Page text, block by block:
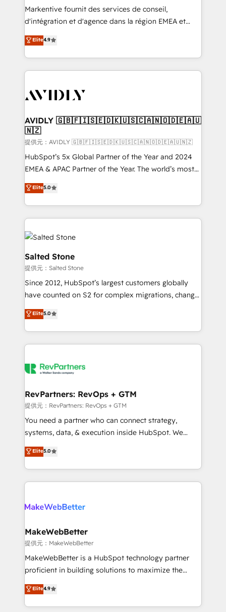
Build high-performing websites with UX, messaging,
& conversion strategy that drive results. 🤖AI
AI, & maximize AEO with tailored AI services. 🧩
Integrations: Extend HubSpot with custom
Markentive fournit des services de conseil,
d'intégration et d'agence dans la région EMEA et
North America. Avec plus de 115 experts en
marketing automation, Growth, Revops, CRM et
webdesign. Markentive is both a consulting firm, a
digital agency and an integrator. With over 115
CRM and webdesign (We focus on EMEA - USA
Elite4.9
AVIDLY 🇬🇧🇫🇮🇸🇪🇩🇰🇺🇸🇨🇦🇳🇴🇩🇪🇦🇺
🇳🇿
提供元：AVIDLY 🇬🇧🇫🇮🇸🇪🇩🇰🇺🇸🇨🇦🇳🇴🇩🇪🇦🇺🇳🇿
HubSpot’s 5x Global Partner of the Year and 2024
EMEA & APAC Partner of the Year. The world’s most
experienced and fully accredited HubSpot Solutions
Partner. 🚀 With 2,750+ HubSpot projects delivered
and 370+ specialists across EMEA, APAC and NAM,
we de-risk complex CRM programmes and
accelerate ROI across every HubSpot Hub. 🧭 From
multi-region migrations to AI-powered automation,
we turn complexity into clarity, human at global
scale. 🏆 HubSpot’s CEO called us “the partner of the
future.” Others agree it is proof of trust built through
measurable impact.
Elite5.0
Salted Stone
提供元：Salted Stone
Since 2012, HubSpot’s largest customers globally
have counted on S2 for complex migrations, change
management, systems integration, and creative
solutions that deliver measurable impact and
transform brand experiences As one of the few full-
service creative agencies in the HubSpot
winning design to build scalable, globally
marketing campaigns, & RevOps frameworks that
fuel long-term success We connect the entire
customer lifecycle through seamless integrations,
ensure long-term adoption with change-
and service to drive sustainable growth With 6 key
HubSpot accreditations and experience across
Elite5.0
RevPartners: RevOps + GTM
提供元：RevPartners: RevOps + GTM
You need a partner who can connect strategy,
systems, data, & execution inside HubSpot. We
bridge the gap where most agencies fall short by
combining GTM strategy with technical execution to
solve the right problem with the right solution. As the
only firm in the world to hold Elite Partner
clients gain a unique advantage in CRM architecture,
market execution. Why B2B Businesses Choose RP: -
Secure: Soc2 compliant 🛡️ - Pricing: Implementations
starting at $1,5k 💵 - Speed: Launch in 14 days ⚡ -
Global: 75+ RPers across five continents 🌐 - Scale:
HubSpot Partner 🪴 - Sales Hub: More
implementations than any other Partner 💻 -
Elite5.0
MakeWebBetter
提供元：MakeWebBetter
MakeWebBetter is a HubSpot technology partner
proficient in building solutions to maximize the
operational efficiency of HubSpot. The fastest-
growing tech-enabler & facilitator, MakeWebBetter,
hands you the blend of HubSpot expertise &
Elite4.9